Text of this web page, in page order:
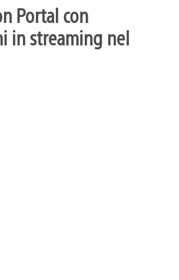
Portal con
in streaming nel